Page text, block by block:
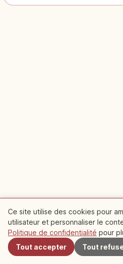
Le Chemin de la
marcher dans un
long du canal du
Ce site utilise des cookies pour
utilisateur et personnaliser le
Politique de confidentialité pour
Tout accepter
Tout